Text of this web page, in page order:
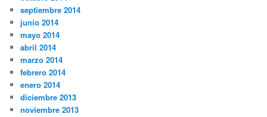
septiembre 2014
junio 2014
mayo 2014
abril 2014
marzo 2014
febrero 2014
enero 2014
diciembre 2013
noviembre 2013